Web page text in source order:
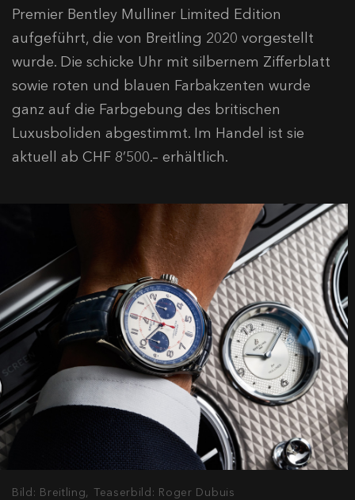
Premier Bentley Mulliner Limited Edition
aufgeführt, die von Breitling 2020 vorgestellt
wurde. Die schicke Uhr mit silbernem Zifferblatt
sowie roten und blauen Farbakzenten wurde
ganz auf die Farbgebung des britischen
Luxusboliden abgestimmt. Im Handel ist sie
aktuell ab CHF 8’500.– erhältlich.
Bild: Breitling, Teaserbild: Roger Dubuis